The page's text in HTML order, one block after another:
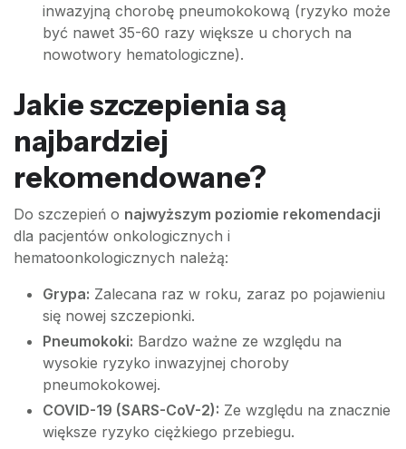
inwazyjną chorobę pneumokokową (ryzyko może
być nawet 35-60 razy większe u chorych na
nowotwory hematologiczne).
Jakie szczepienia są
najbardziej
rekomendowane?
Do szczepień o najwyższym poziomie rekomendacji
dla pacjentów onkologicznych i
hematoonkologicznych należą:
Grypa: Zalecana raz w roku, zaraz po pojawieniu
się nowej szczepionki.
Pneumokoki: Bardzo ważne ze względu na
wysokie ryzyko inwazyjnej choroby
pneumokokowej.
COVID-19 (SARS-CoV-2): Ze względu na znacznie
większe ryzyko ciężkiego przebiegu.